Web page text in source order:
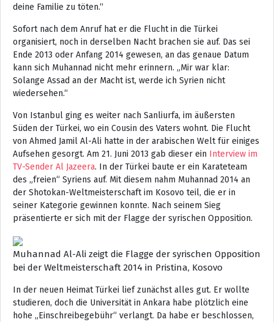
deine Familie zu töten.“
Sofort nach dem Anruf hat er die Flucht in die Türkei
organisiert, noch in derselben Nacht brachen sie auf. Das sei
Ende 2013 oder Anfang 2014 gewesen, an das genaue Datum
kann sich Muhannad nicht mehr erinnern. „Mir war klar:
Solange Assad an der Macht ist, werde ich Syrien nicht
wiedersehen.“
Von Istanbul ging es weiter nach Sanliurfa, im äußersten
Süden der Türkei, wo ein Cousin des Vaters wohnt. Die Flucht
von Ahmed Jamil Al-Ali hatte in der arabischen Welt für einiges
Aufsehen gesorgt. Am 21. Juni 2013 gab dieser ein Interview im
TV-Sender Al Jazeera. In der Türkei baute er ein Karateteam
des „freien“ Syriens auf. Mit diesem nahm Muhannad 2014 an
der Shotokan-Weltmeisterschaft im Kosovo teil, die er in
seiner Kategorie gewinnen konnte. Nach seinem Sieg
präsentierte er sich mit der Flagge der syrischen Opposition.
Muhannad Al-Ali zeigt die Flagge der syrischen Opposition
bei der Weltmeisterschaft 2014 in Pristina, Kosovo
In der neuen Heimat Türkei lief zunächst alles gut. Er wollte
studieren, doch die Universität in Ankara habe plötzlich eine
hohe „Einschreibegebühr“ verlangt. Da habe er beschlossen,